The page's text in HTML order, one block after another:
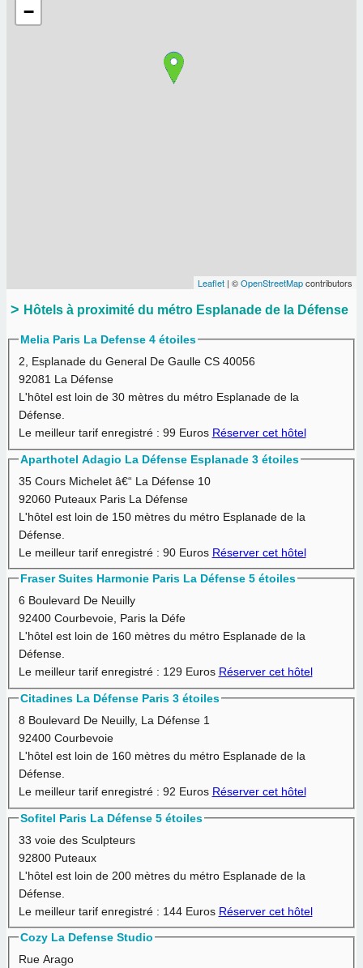
−
Leaflet | ©OpenStreetMapcontributors
Hôtels à proximité du métro Esplanade de la Défense
Melia Paris La Defense 4 étoiles
2, Esplanade du General De Gaulle CS 40056
92081 La Défense
L'hôtel est loin de 30 mètres du métro Esplanade de la
Défense.
Le meilleur tarif enregistré : 99 Euros Réserver cet hôtel
Aparthotel Adagio La Défense Esplanade 3 étoiles
35 Cours Michelet â€“ La Défense 10
92060 Puteaux Paris La Défense
L'hôtel est loin de 150 mètres du métro Esplanade de la
Défense.
Le meilleur tarif enregistré : 90 Euros Réserver cet hôtel
Fraser Suites Harmonie Paris La Défense 5 étoiles
6 Boulevard De Neuilly
92400 Courbevoie, Paris la Défe
L'hôtel est loin de 160 mètres du métro Esplanade de la
Défense.
Le meilleur tarif enregistré : 129 Euros Réserver cet hôtel
Citadines La Défense Paris 3 étoiles
8 Boulevard De Neuilly, La Défense 1
92400 Courbevoie
L'hôtel est loin de 160 mètres du métro Esplanade de la
Défense.
Le meilleur tarif enregistré : 92 Euros Réserver cet hôtel
Sofitel Paris La Défense 5 étoiles
33 voie des Sculpteurs
92800 Puteaux
L'hôtel est loin de 200 mètres du métro Esplanade de la
Défense.
Le meilleur tarif enregistré : 144 Euros Réserver cet hôtel
Cozy La Defense Studio
Rue Arago